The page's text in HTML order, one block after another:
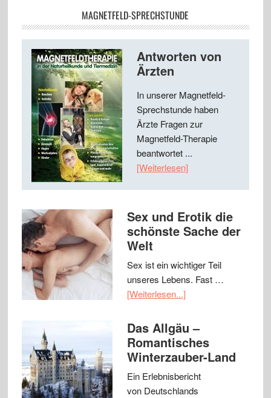
MAGNETFELD-SPRECHSTUNDE
Antworten von
Ärzten
In unserer Magnetfeld-
Sprechstunde haben
Ärzte Fragen zur
Magnetfeld-Therapie
beantwortet ...
[Weiterlesen]
Sex und Erotik die
schönste Sache der
Welt
Sex ist ein wichtiger Teil
unseres Lebens. Fast …
[Weiterlesen...]
Das Allgäu –
Romantisches
Winterzauber-Land
Ein Erlebnisbericht
von Deutschlands